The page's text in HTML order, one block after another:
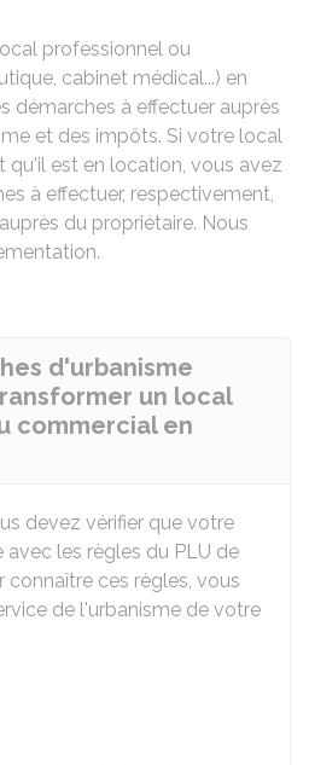
professionnel ou
cabinet médical...) en
démarches à effectuer auprès
et des impôts. Si votre local
est en location, vous avez
à effectuer, respectivement,
du propriétaire. Nous
d'urbanisme
un local
commercial en
devez vérifier que votre
les règles du PLU de
ces règles, vous
de l'urbanisme de votre